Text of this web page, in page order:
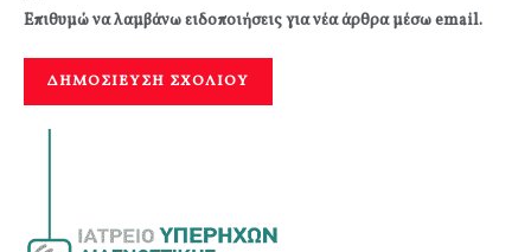
Επιθυμώ να λαμβάνω ειδοποιήσεις για νέα άρθρα μέσω email.